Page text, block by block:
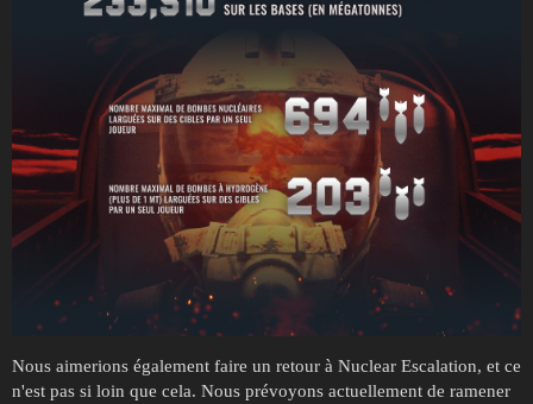
Nous aimerions également faire un retour à Nuclear Escalation, et ce
n'est pas si loin que cela. Nous prévoyons actuellement de ramener